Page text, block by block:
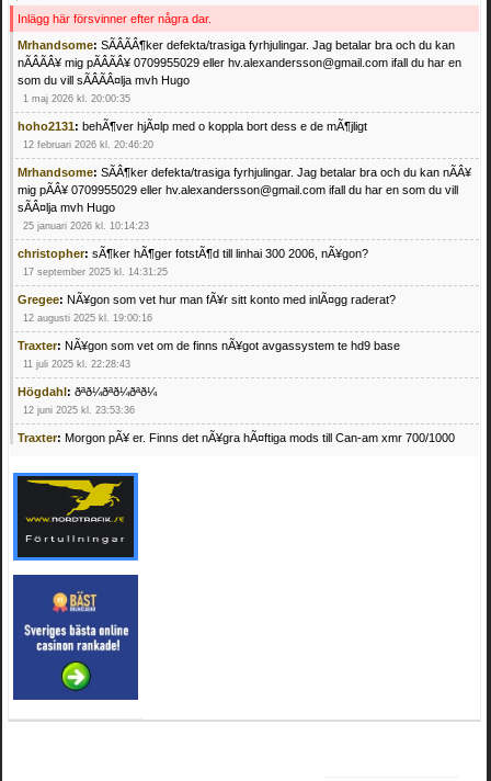
Inlägg här försvinner efter några dar.
Mrhandsome: SÃÂÃÂ¶ker defekta/trasiga fyrhjulingar. Jag betalar bra och du kan
nÃÂÃÂ¥ mig pÃÂÃÂ¥ 0709955029 eller hv.alexandersson@gmail.com ifall du har en
som du vill sÃÂÃÂ¤lja mvh Hugo
1 maj 2026 kl. 20:00:35
hoho2131: behÃ¶ver hjÃ¤lp med o koppla bort dess e de mÃ¶jligt
12 februari 2026 kl. 20:46:20
Mrhandsome: SÃÂ¶ker defekta/trasiga fyrhjulingar. Jag betalar bra och du kan nÃÂ¥
mig pÃÂ¥ 0709955029 eller hv.alexandersson@gmail.com ifall du har en som du vill
sÃÂ¤lja mvh Hugo
25 januari 2026 kl. 10:14:23
christopher: sÃ¶ker hÃ¶ger fotstÃ¶d till linhai 300 2006, nÃ¥gon?
17 september 2025 kl. 14:31:25
Gregee: NÃ¥gon som vet hur man fÃ¥r sitt konto med inlÃ¤gg raderat?
12 augusti 2025 kl. 19:00:16
Traxter: NÃ¥gon som vet om de finns nÃ¥got avgassystem te hd9 base
11 juli 2025 kl. 22:28:43
Högdahl : ðªð¼ðªð¼ðªð¼
12 juni 2025 kl. 23:53:36
Traxter: Morgon pÃ¥ er. Finns det nÃ¥gra hÃ¤ftiga mods till Can-am xmr 700/1000
Mrhandsome:SÃ¶ker defekta/trasiga fyrhjulingar. Jag betalar bra och du kan nÃ¥ mig
pÃ¥ 0709955029 eller hv.alexandersson@gmail.com ifall du har en som du vill sÃ¤lja
mvh Hugo
21 februari 2025 kl. 09:25:52
4 februari 2025 kl. 19:20:50
Oscar5:44
4 februari 2025 kl. 19:15:36
Greger59:NÃ¤gon som vet har en Cetek 500 EFI
15 januari 2025 kl. 23:49:44
Mrhandsome:SÃÂ¶ker defekta/trasiga fyrhjulingar. Jag betalar bra och du kan nÃÂ¥